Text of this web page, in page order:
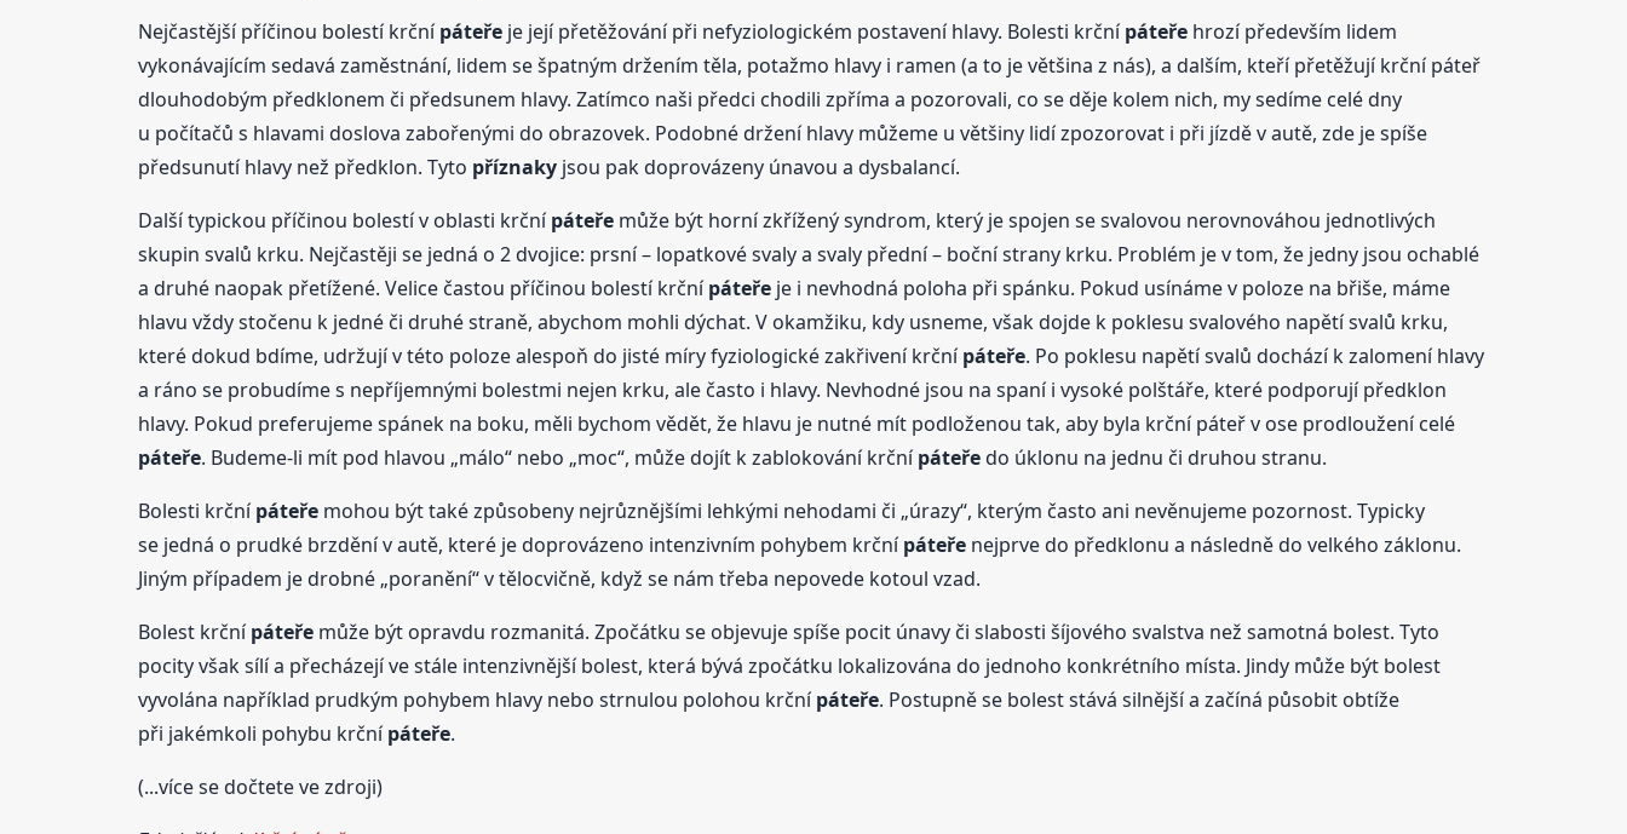
Nejčastější příčinou bolestí krčnípáteřeje její přetěžování při nefyziologickém postavení hlavy. Bolesti krčnípáteřehrozí především lidem
vykonávajícím sedavá zaměstnání, lidem se špatným držením těla, potažmo hlavy i ramen (a to je většina z nás), a dalším, kteří přetěžují krční páteř
dlouhodobým předklonem či předsunem hlavy. Zatímco naši předci chodili zpříma a pozorovali, co se děje kolem nich, my sedíme celé dny
u počítačů s hlavami doslova zabořenými do obrazovek. Podobné držení hlavy můžeme u většiny lidí zpozorovat i při jízdě v autě, zde je spíše
předsunutí hlavy než předklon. Tyto příznakyjsou pak doprovázeny únavou a dysbalancí.
Další typickou příčinou bolestí v oblasti krčnípáteřemůže být horní zkřížený syndrom, který je spojen se svalovou nerovnováhou jednotlivých
skupin svalů krku. Nejčastěji se jedná o 2 dvojice: prsní – lopatkové svaly a svaly přední – boční strany krku. Problém je v tom, že jedny jsou ochablé
a druhé naopak přetížené. Velice častou příčinou bolestí krčnípáteřeje i nevhodná poloha při spánku. Pokud usínáme v poloze na břiše, máme
hlavu vždy stočenu k jedné či druhé straně, abychom mohli dýchat. V okamžiku, kdy usneme, však dojde k poklesu svalového napětí svalů krku,
které dokud bdíme, udržují v této poloze alespoň do jisté míry fyziologické zakřivení krčnípáteře. Po poklesu napětí svalů dochází k zalomení hlavy
a ráno se probudíme s nepříjemnými bolestmi nejen krku, ale často i hlavy. Nevhodné jsou na spaní i vysoké polštáře, které podporují předklon
hlavy. Pokud preferujeme spánek na boku, měli bychom vědět, že hlavu je nutné mít podloženou tak, aby byla krční páteř v ose prodloužení celé
páteře. Budeme-li mít pod hlavou „málo“ nebo „moc“, může dojít k zablokování krčnípáteředo úklonu na jednu či druhou stranu.
Bolesti krčnípáteřemohou být také způsobeny nejrůznějšími lehkými nehodami či „úrazy“, kterým často ani nevěnujeme pozornost. Typicky
se jedná o prudké brzdění v autě, které je doprovázeno intenzivním pohybem krčnípáteřenejprve do předklonu a následně do velkého záklonu.
Jiným případem je drobné „poranění“ v tělocvičně, když se nám třeba nepovede kotoul vzad.
Bolest krčnípáteřemůže být opravdu rozmanitá. Zpočátku se objevuje spíše pocit únavy či slabosti šíjového svalstva než samotná bolest. Tyto
pocity však sílí a přecházejí ve stále intenzivnější bolest, která bývá zpočátku lokalizována do jednoho konkrétního místa. Jindy může být bolest
vyvolána například prudkým pohybem hlavy nebo strnulou polohou krčnípáteře. Postupně se bolest stává silnější a začíná působit obtíže
při jakémkoli pohybu krčnípáteře.
(...více se dočtete ve zdroji)